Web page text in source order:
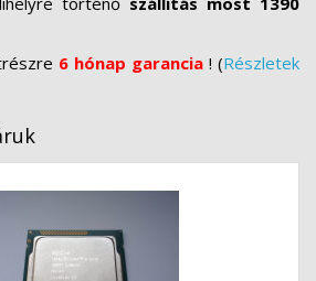
6 hónap garancia ! (Részletek